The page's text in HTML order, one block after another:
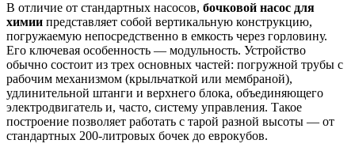
В отличие от стандартных насосов, бочковой насос для
химии представляет собой вертикальную конструкцию,
погружаемую непосредственно в емкость через горловину.
Его ключевая особенность — модульность. Устройство
обычно состоит из трех основных частей: погружной трубы с
рабочим механизмом (крыльчаткой или мембраной),
удлинительной штанги и верхнего блока, объединяющего
электродвигатель и, часто, систему управления. Такое
построение позволяет работать с тарой разной высоты — от
стандартных 200-литровых бочек до еврокубов.